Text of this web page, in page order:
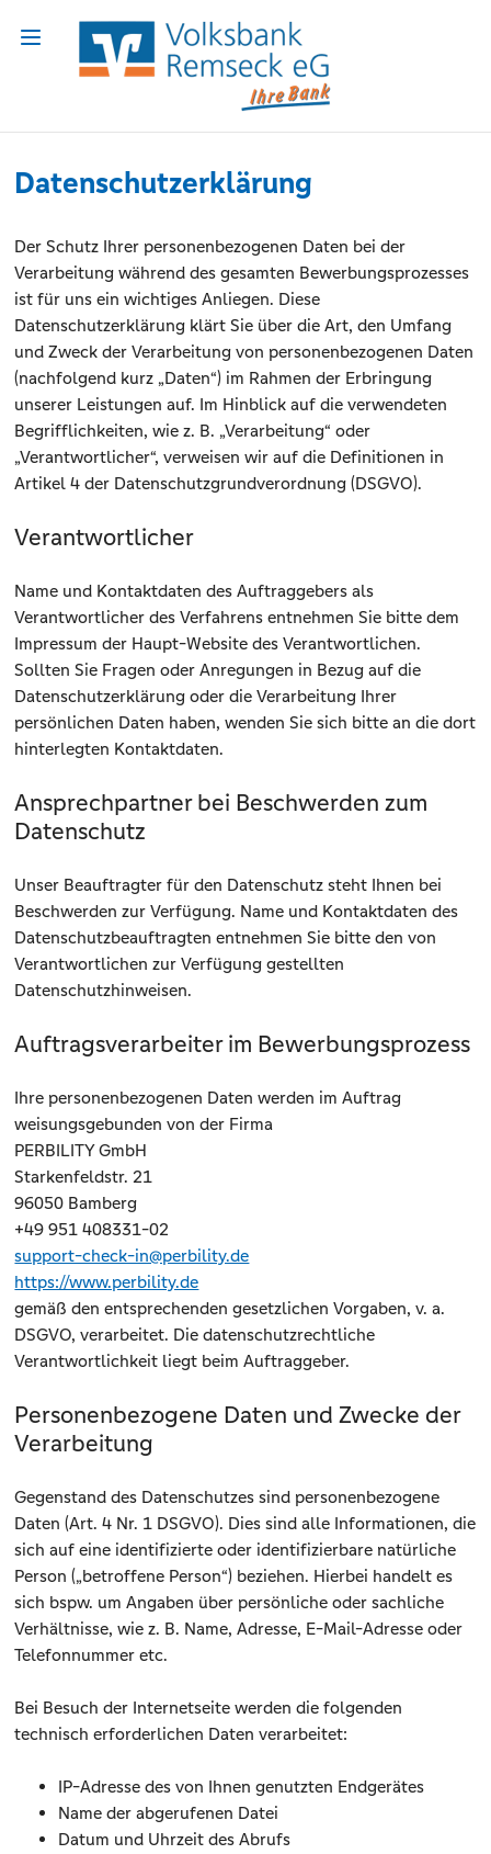
Datenschutzerklärung
Der Schutz Ihrer personenbezogenen Daten bei der
Verarbeitung während des gesamten Bewerbungsprozesses
ist für uns ein wichtiges Anliegen. Diese
Datenschutzerklärung klärt Sie über die Art, den Umfang
und Zweck der Verarbeitung von personenbezogenen Daten
(nachfolgend kurz „Daten“) im Rahmen der Erbringung
unserer Leistungen auf. Im Hinblick auf die verwendeten
Begrifflichkeiten, wie z. B. „Verarbeitung“ oder
„Verantwortlicher“, verweisen wir auf die Definitionen in
Artikel 4 der Datenschutzgrundverordnung (DSGVO).
Verantwortlicher
Name und Kontaktdaten des Auftraggebers als
Verantwortlicher des Verfahrens entnehmen Sie bitte dem
Impressum der Haupt-Website des Verantwortlichen.
Sollten Sie Fragen oder Anregungen in Bezug auf die
Datenschutzerklärung oder die Verarbeitung Ihrer
persönlichen Daten haben, wenden Sie sich bitte an die dort
hinterlegten Kontaktdaten.
Ansprechpartner bei Beschwerden zum
Datenschutz
Unser Beauftragter für den Datenschutz steht Ihnen bei
Beschwerden zur Verfügung. Name und Kontaktdaten des
Datenschutzbeauftragten entnehmen Sie bitte den von
Verantwortlichen zur Verfügung gestellten
Datenschutzhinweisen.
Auftragsverarbeiter im Bewerbungsprozess
Ihre personenbezogenen Daten werden im Auftrag
weisungsgebunden von der Firma
PERBILITY GmbH
Starkenfeldstr. 21
96050 Bamberg
+49 951 408331-02
support-check-in@perbility.de
https://www.perbility.de
gemäß den entsprechenden gesetzlichen Vorgaben, v. a.
DSGVO, verarbeitet. Die datenschutzrechtliche
Verantwortlichkeit liegt beim Auftraggeber.
Personenbezogene Daten und Zwecke der
Verarbeitung
Gegenstand des Datenschutzes sind personenbezogene
Daten (Art. 4 Nr. 1 DSGVO). Dies sind alle Informationen, die
sich auf eine identifizierte oder identifizierbare natürliche
Person („betroffene Person“) beziehen. Hierbei handelt es
sich bspw. um Angaben über persönliche oder sachliche
Verhältnisse, wie z. B. Name, Adresse, E-Mail-Adresse oder
Telefonnummer etc.
Bei Besuch der Internetseite werden die folgenden
technisch erforderlichen Daten verarbeitet:
IP-Adresse des von Ihnen genutzten Endgerätes
Name der abgerufenen Datei
Datum und Uhrzeit des Abrufs